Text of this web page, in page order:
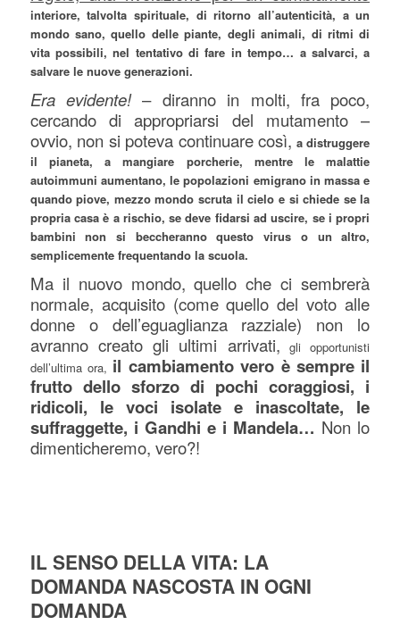
interiore, talvolta spirituale, di ritorno all’autenticità, a un
mondo sano, quello delle piante, degli animali, di ritmi di
vita possibili, nel tentativo di fare in tempo… a salvarci, a
salvare le nuove generazioni.
Era evidente!– diranno in molti, fra poco,
cercando di appropriarsi del mutamento –
ovvio, non si poteva continuare così, a distruggere
il pianeta, a mangiare porcherie, mentre le malattie
autoimmuni aumentano, le popolazioni emigrano in massa e
quando piove, mezzo mondo scruta il cielo e si chiede se la
propria casa è a rischio, se deve fidarsi ad uscire, se i propri
bambini non si beccheranno questo virus o un altro,
semplicemente frequentando la scuola.
Ma il nuovo mondo, quello che ci sembrerà
normale, acquisito (come quello del voto alle
donne o dell’eguaglianza razziale) non lo
avranno creato gli ultimi arrivati, gli opportunisti
dell’ultima ora, il cambiamento vero è sempre il
frutto dello sforzo di pochi coraggiosi, i
ridicoli, le voci isolate e inascoltate, le
suffraggette, i Gandhi e i Mandela… Non lo
dimenticheremo, vero?!
IL SENSO DELLA VITA: LA
DOMANDA NASCOSTA IN OGNI
DOMANDA